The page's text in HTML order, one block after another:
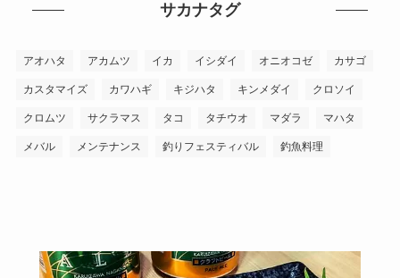
サカナタグ
アオハタ アカムツ イカ イシダイ オニオコゼ カサゴ
カスタマイズ カワハギ キジハタ キンメダイ クロソイ
クロムツ サクラマス タコ タチウオ マダラ マハタ
メバル メンテナンス 釣りフェスティバル 釣魚料理